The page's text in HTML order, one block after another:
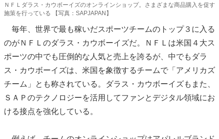
ＮＦＬダラス・カウボーイズのオンラインショップ。さまざまな商品購入を促す
施策を行っている 【写真：SAPJAPAN】
毎年、世界で最も稼いだスポーツチームのトップ３に入る
のがＮＦＬのダラス・カウボーイズだ。ＮＦＬは米国４大ス
ポーツの中でも圧倒的な人気と売上を誇るが、中でもダラ
ス・カウボーイズは、米国を象徴するチームで「アメリカズ
チーム」とも称されている。ダラス・カウボーイズもまた、
ＳＡＰのテクノロジーを活用してファンとデジタル領域にお
ける接点を強化している。